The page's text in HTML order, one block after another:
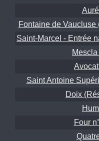
Fontaine de
Saint-Marcel - Entrée
Saint Antoine
Doix
Four